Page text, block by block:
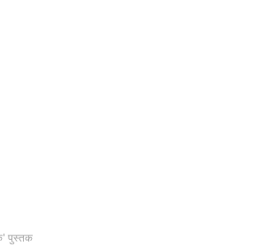
पुस्तक